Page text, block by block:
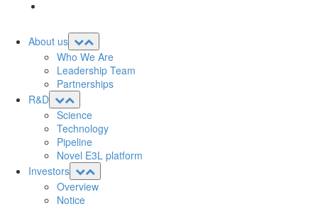
About us
Who We Are
Leadership Team
Partnerships
R&D
Science
Technology
Pipeline
Novel E3L platform
Investors
Overview
Notice